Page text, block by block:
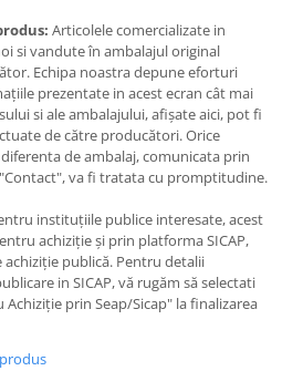
Articolele comercializate in
si vandute în ambalajul original
Echipa noastra depune eforturi
prezentate in acest ecran cât mai
si ale ambalajului, afișate aici, pot fi
de către producători. Orice
de ambalaj, comunicata prin
va fi tratata cu promptitudine.
instituțiile publice interesate, acest
achiziție și prin platforma SICAP,
publică. Pentru detalii
in SICAP, vă rugăm să selectati
Achiziție prin Seap/Sicap" la finalizarea